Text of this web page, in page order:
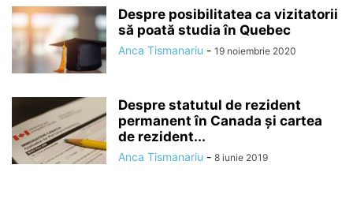
Despre posibilitatea ca vizitatorii
să poată studia în Quebec
Anca Tismanariu - 19 noiembrie 2020
Despre statutul de rezident
permanent în Canada și cartea
de rezident...
Anca Tismanariu - 8 iunie 2019